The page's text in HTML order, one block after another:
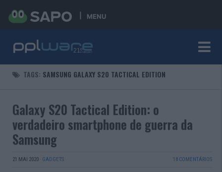
MENU
TAGS: SAMSUNG GALAXY S20 TACTICAL EDITION
Galaxy S20 Tactical Edition: o
verdadeiro smartphone de guerra da
Samsung
21 MAI 2020 · GADGETS 18 COMENTÁRIOS